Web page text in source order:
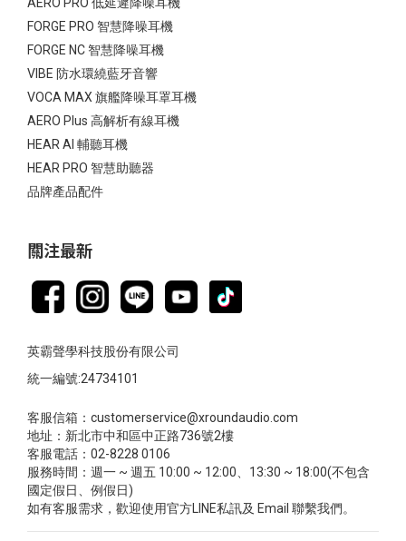
FORGE PRO 智慧降噪耳機
FORGE NC 智慧降噪耳機
VIBE 防水環繞藍牙音響
VOCA MAX 旗艦降噪耳罩耳機
AERO Plus 高解析有線耳機
HEAR AI 輔聽耳機
HEAR PRO 智慧助聽器
品牌產品配件
關注最新
英霸聲學科技股份有限公司
統一編號:24734101
客服信箱：customerservice@xroundaudio.com
地址：新北市中和區中正路736號2樓
客服電話：02-8228 0106
服務時間：週一 ~ 週五 10:00 ~ 12:00、13:30 ~ 18:00(不包含
國定假日、例假日)
如有客服需求，歡迎使用官方LINE私訊及 Email 聯繫我們。